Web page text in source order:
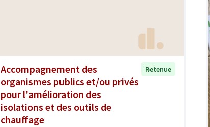
Accompagnement des
organismes publics et/ou privés
pour l'amélioration des
isolations et des outils de
chauffage
Retenue